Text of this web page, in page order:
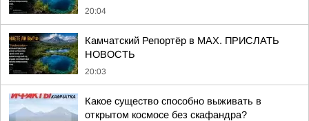
20:04
Камчатский Репортёр в MAX. ПРИСЛАТЬ
НОВОСТЬ
20:03
Какое существо способно выживать в
открытом космосе без скафандра?